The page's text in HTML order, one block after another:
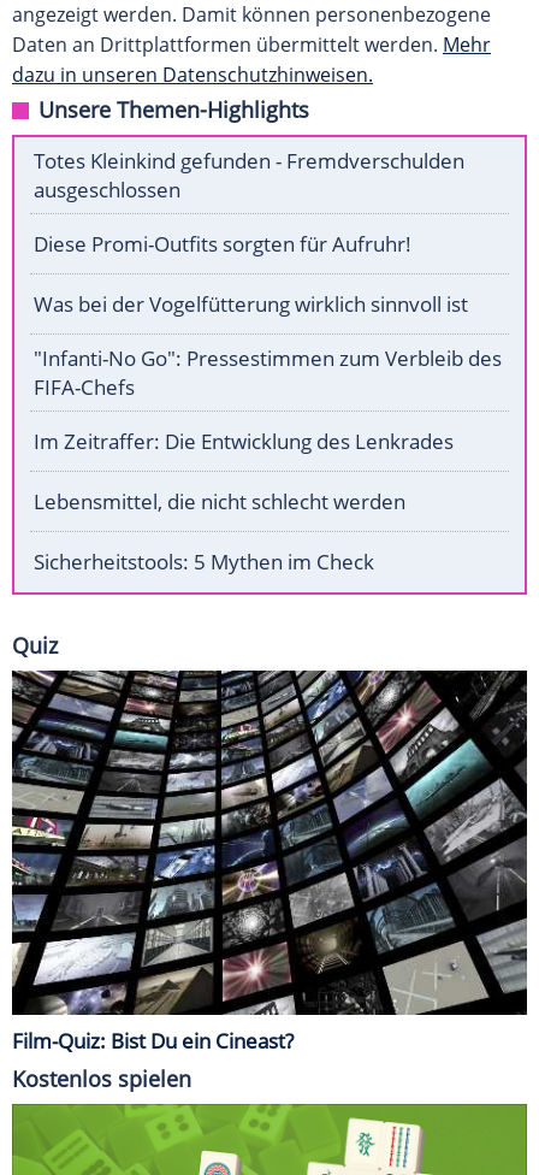
angezeigt werden. Damit können personenbezogene
Daten an Drittplattformen übermittelt werden. Mehr
dazu in unseren Datenschutzhinweisen.
Unsere Themen-Highlights
Totes Kleinkind gefunden - Fremdverschulden
ausgeschlossen
Diese Promi-Outfits sorgten für Aufruhr!
Was bei der Vogelfütterung wirklich sinnvoll ist
"Infanti-No Go": Pressestimmen zum Verbleib des
FIFA-Chefs
Im Zeitraffer: Die Entwicklung des Lenkrades
Lebensmittel, die nicht schlecht werden
Sicherheitstools: 5 Mythen im Check
Quiz
Film-Quiz: Bist Du ein Cineast?
Kostenlos spielen